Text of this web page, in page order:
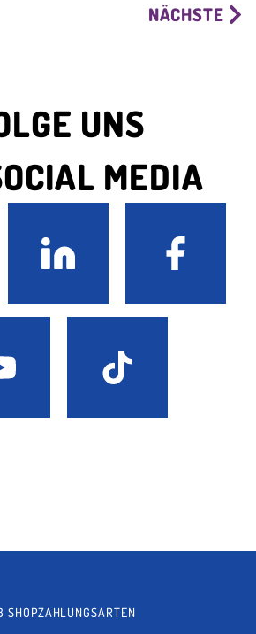
NÄCHSTE
UNS
MEDIA
SHOPZAHLUNGSARTEN